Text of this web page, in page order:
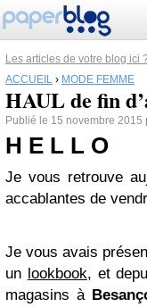
Les articles de votre blog ici
ACCUEIL › MODE FEMME
HAUL de fin
Publié le 15 novembre 2015
H E L L O
Je vous retrouve
accablantes de
Je vous avais
un lookbook, et
magasins à